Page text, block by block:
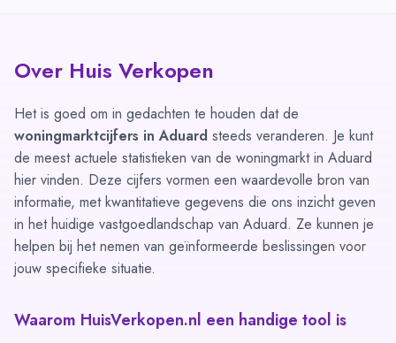
Over Huis Verkopen
Het is goed om in gedachten te houden dat de
woningmarktcijfers in Aduard steeds veranderen. Je kunt
de meest actuele statistieken van de woningmarkt in Aduard
hier vinden. Deze cijfers vormen een waardevolle bron van
informatie, met kwantitatieve gegevens die ons inzicht geven
in het huidige vastgoedlandschap van Aduard. Ze kunnen je
helpen bij het nemen van geïnformeerde beslissingen voor
jouw specifieke situatie.
Waarom HuisVerkopen.nl een handige tool is